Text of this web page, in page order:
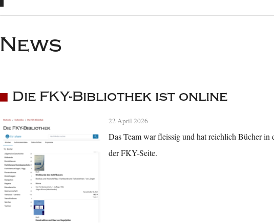
News
Die FKY-Bibliothek ist online
22 April 2026
Das Team war fleissig und hat reichlich Bücher
der FKY-Seite.